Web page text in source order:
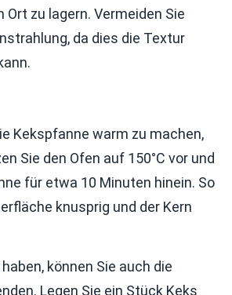
Ort zu lagern. Vermeiden Sie
da dies die Textur
Kekspfanne warm zu machen,
Sie den Ofen auf 150°C vor und
für etwa 10 Minuten hinein. So
knusprig und der Kern
können Sie auch die
Legen Sie ein Stück Keks